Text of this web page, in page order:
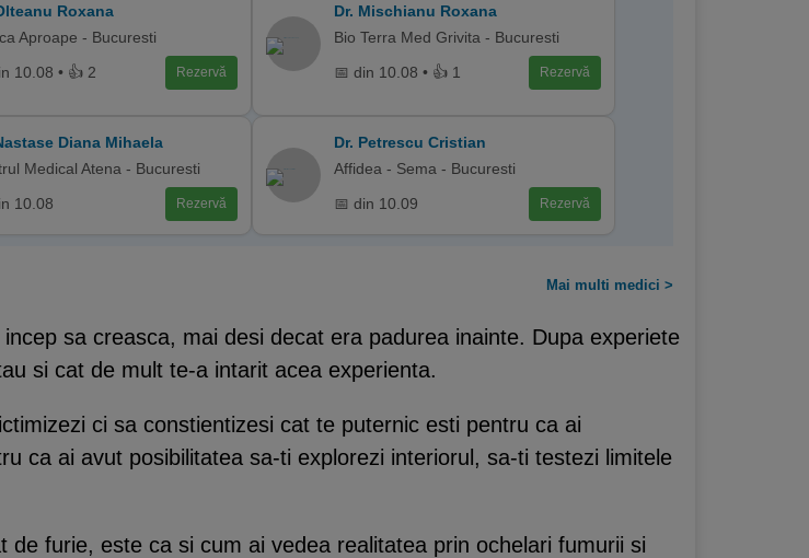
Roxana
Aproape - Bucuresti
10.08 • 👍 2 Rezervă
Dr. Mischianu Roxana
Bio Terra Med Grivita - Bucuresti
📅 din 10.08 • 👍 1 Rezervă
Diana Mihaela
Medical Atena - Bucuresti
10.08 Rezervă
Dr. Petrescu Cristian
Affidea - Sema - Bucuresti
📅 din 10.09 Rezervă
Mai multi medici >
sa creasca, mai desi decat era padurea inainte. Dupa experiete
si cat de mult te-a intarit acea experienta.
ci sa constientizesi cat te puternic esti pentru ca ai
ca ai avut posibilitatea sa-ti explorezi interiorul, sa-ti testezi limitele
de furie, este ca si cum ai vedea realitatea prin ochelari fumurii si